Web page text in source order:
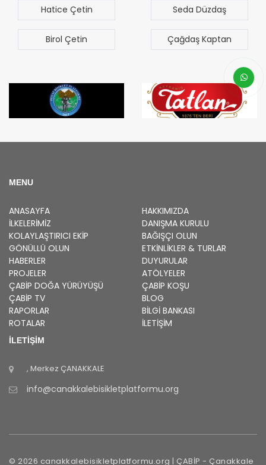
Hatice Çetin
Birol Çetin
Seda Düzdaş
Çağdaş Kaptan
MENU
ANASAYFA
HAKKIMIZDA
İLKELERIMIZ
DANIŞMA KURULU
KOLAYLAŞTIRICI EKIP
BAĞIŞÇI OLUN
GÖNÜLLÜ OLUN
ETKINLIKLER & TURLAR
HABERLER
DUYURULAR
PROJELER
ATÖLYELER
ÇABİP DOĞA YÜRÜYÜŞÜ ÇABİP KOŞU
ÇABİP TV
BLOG
RAPORLAR
BILGI BANKASI
ROTALAR
İLETİŞİM
İLETİŞİM
, Merkez ÇANAKKALE
info@canakkalebisikletplatformu.org
© 2026 canakkalebisikletplatformu.org | ÇABİP - Çanakkale